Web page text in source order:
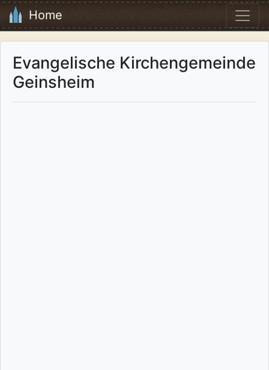
Home
Evangelische Kirchengemeinde
Geinsheim